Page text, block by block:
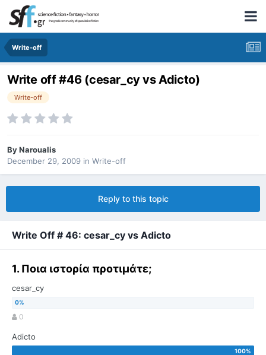
Write-off
Write οff #46 (cesar_cy vs Adicto)
Write-off
ByNaroualis
December 29, 2009 in Write-off
Reply to this topic
Write Off # 46: cesar_cy vs Adicto
1. Ποια ιστορία προτιμάτε;
cesar_cy
0
Adicto